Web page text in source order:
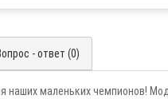
- ответ (0)
наших маленьких чемпионов!